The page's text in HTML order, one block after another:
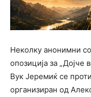
Неколку анонимни
опозиција за „Дојче
Вук Јеремиќ се
организиран од